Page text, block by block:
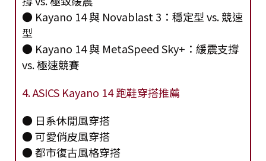
● Kayano 14 與 Novablast 3：穩定型 vs. 競速
型
● Kayano 14 與 MetaSpeed Sky+：緩震支撐
vs. 極速競賽
4. ASICS Kayano 14 跑鞋穿搭推薦
● 日系休閒風穿搭
● 可愛俏皮風穿搭
● 都市復古風格穿搭